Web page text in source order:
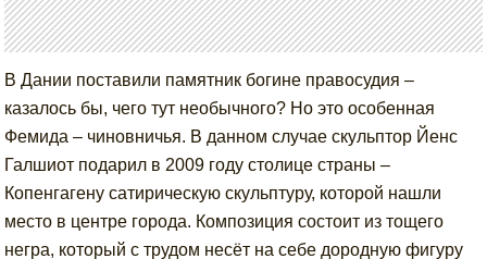
В Дании поставили памятник богине правосудия –
казалось бы, чего тут необычного? Но это особенная
Фемида – чиновничья. В данном случае скульптор Йенс
Галшиот подарил в 2009 году столице страны –
Копенгагену сатирическую скульптуру, которой нашли
место в центре города. Композиция состоит из тощего
негра, который с трудом несёт на себе дородную фигуру